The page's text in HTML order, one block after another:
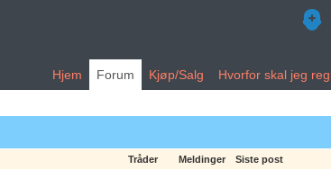
Hjem Forum Kjøp/Salg Hvorfor skal jeg
Tråder Meldinger Siste post